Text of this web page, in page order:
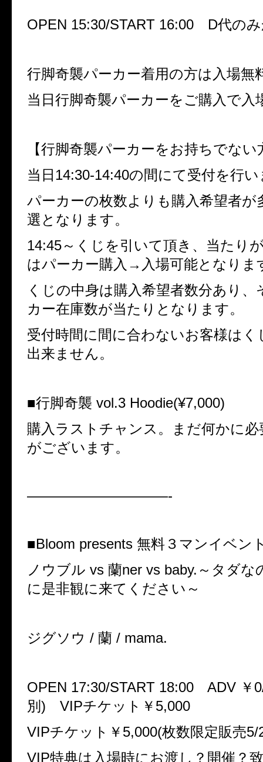
OPEN 15:30/START 16:00 D代の
行脚奇襲パーカー着用の方は入場無
当日行脚奇襲パーカーをご購入で入
【行脚奇襲パーカーをお持ちでない
当日14:30-14:40の間にて受付を行
パーカーの枚数よりも購入希望者が
選となります。
14:45～くじを引いて頂き、当たり
はパーカー購入→入場可能となりま
くじの中身は購入希望者数分あり、
カー在庫数が当たりとなります。
受付時間に間に合わないお客様はく
出来ません。
■行脚奇襲 vol.3 Hoodie(¥7,000)
購入ラストチャンス。まだ何かに
がございます。
——————————-
■Bloom presents 無料３マンイベン
ノウブル vs 蘭ner vs baby.～タダな
に是非観に来てください～
ジグソウ / 蘭 / mama.
OPEN 17:30/START 18:00 ADV ￥
別) VIPチケット￥5,000
VIPチケット￥5,000(枚数限定販売5/
VIP特典は入場時にお渡し？開催？